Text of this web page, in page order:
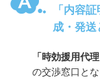
「内容
成・発送
「時効援用代
の交渉窓口と